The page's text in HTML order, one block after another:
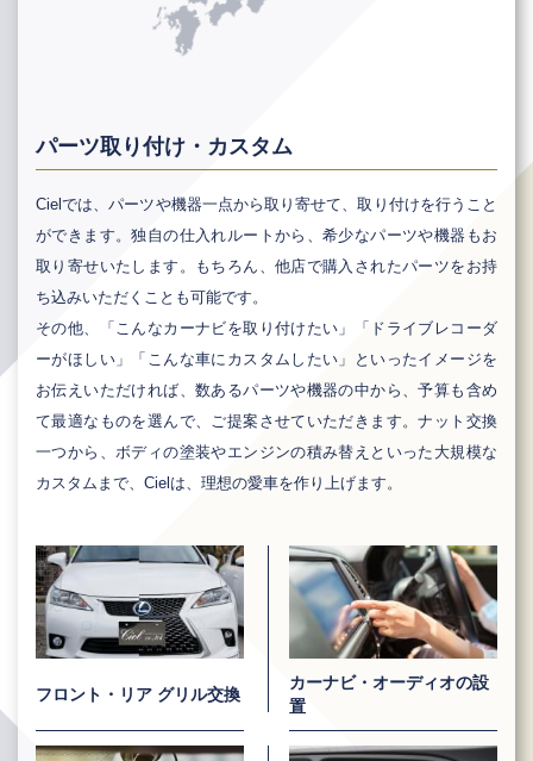
パーツ取り付け・カスタム
Cielでは、パーツや機器一点から取り寄せて、取り付けを行うこと
ができます。独自の仕入れルートから、希少なパーツや機器もお
取り寄せいたします。もちろん、他店で購入されたパーツをお持
ち込みいただくことも可能です。
その他、「こんなカーナビを取り付けたい」「ドライブレコーダ
ーがほしい」「こんな車にカスタムしたい」といったイメージを
お伝えいただければ、数あるパーツや機器の中から、予算も含め
て最適なものを選んで、ご提案させていただきます。ナット交換
一つから、ボディの塗装やエンジンの積み替えといった大規模な
カスタムまで、Cielは、理想の愛車を作り上げます。
フロント・リア グリル交換
カーナビ・オーディオの設
置